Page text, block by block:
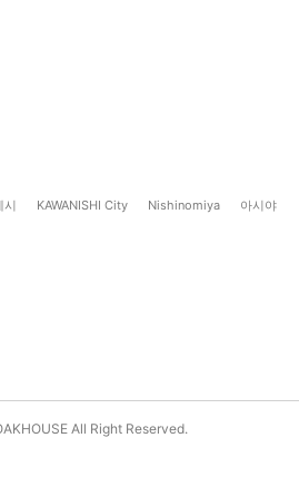
시 KAWANISHI City Nishinomiya 아시야
All Right Reserved.